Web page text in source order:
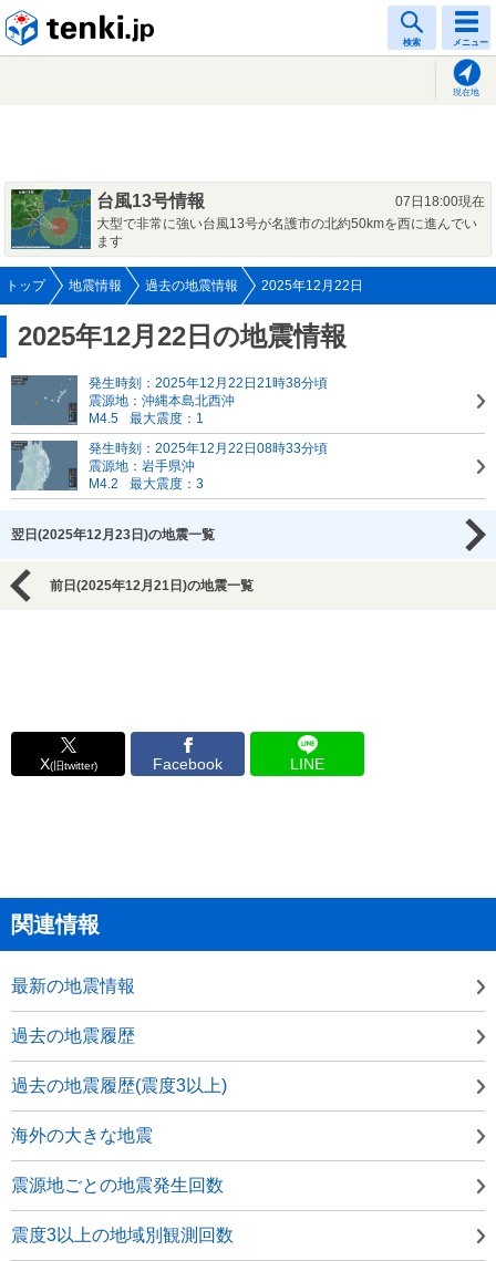
検索 メニュー
現在地
台風13号情報
07日18:00現在
大型で非常に強い台風13号が名護市の北約50kmを西に進んでい
ます
トップ 地震情報 過去の地震情報 2025年12月22日
2025年12月22日の地震情報
発生時刻：2025年12月22日21時38分頃
震源地：沖縄本島北西沖
M4.5
最大震度：1
発生時刻：2025年12月22日08時33分頃
震源地：岩手県沖
M4.2
最大震度：3
翌日(2025年12月23日)の地震一覧
前日(2025年12月21日)の地震一覧
X(旧twitter) Facebook LINE
関連情報
最新の地震情報
過去の地震履歴
過去の地震履歴(震度3以上)
海外の大きな地震
震源地ごとの地震発生回数
震度3以上の地域別観測回数